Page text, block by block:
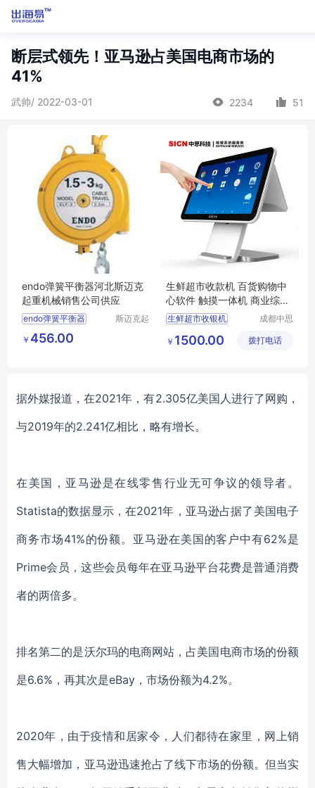
断层式领先！亚马逊占美国电商市场的
41%
武帅/ 2022-03-01 2234 51
endo弹簧平衡器河北斯迈克
起重机械销售公司供应
endo弹簧平衡器
斯迈克起
￥ 456.00
生鲜超市收款机 百货购物中
心软件 触摸一体机 商业综合
体收银机
生鲜超市收银机
商业综合体收银机
成都中思
公司
￥ 1500.00 拨打电话
据外媒报道，在2021年，有2.305亿美国人进行了网购，
与2019年的2.241亿相比，略有增长。
在美国，亚马逊是在线零售行业无可争议的领导者。
Statista的数据显示，在2021年，亚马逊占据了美国电子
商务市场41%的份额。亚马逊在美国的客户中有62%是
Prime会员，这些会员每年在亚马逊平台花费是普通消费
者的两倍多。
排名第二的是沃尔玛的电商网站，占美国电商市场的份额
是6.6%，再其次是eBay，市场份额为4.2%。
2020年，由于疫情和居家令，人们都待在家里，网上销
售大幅增加，亚马逊迅速抢占了线下市场的份额。但当实